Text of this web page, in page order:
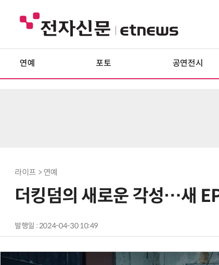
연예 포토 공연전시
라이프 > 연예
더킹덤의 새로운 각성…새
발행일 : 2024-04-30 10:49